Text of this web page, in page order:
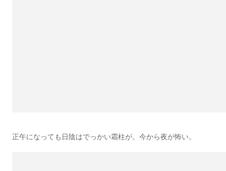
正午になっても日陰はでっかい霜柱が。今から夜が怖い。